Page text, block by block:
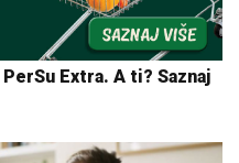
Extra. A ti? Saznaj